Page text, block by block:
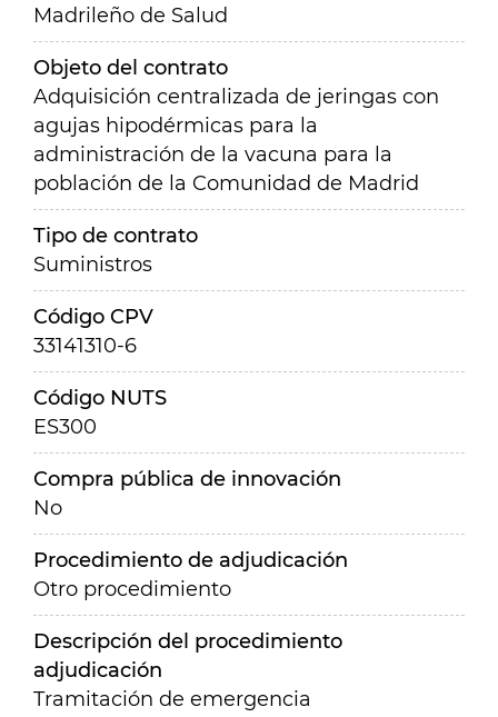
Madrileño de Salud
Objeto del contrato
Adquisición centralizada de jeringas con
agujas hipodérmicas para la
administración de la vacuna para la
población de la Comunidad de Madrid
Tipo de contrato
Suministros
Código CPV
33141310-6
Código NUTS
ES300
Compra pública de innovación
No
Procedimiento de adjudicación
Otro procedimiento
Descripción del procedimiento
adjudicación
Tramitación de emergencia